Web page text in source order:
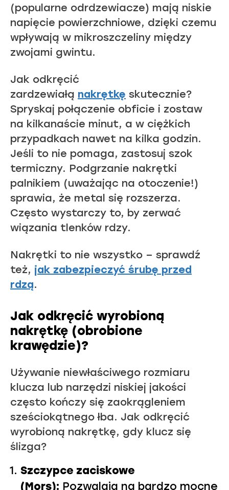
(popularne odrdzewiacze) mają niskie
napięcie powierzchniowe, dzięki czemu
wpływają w mikroszczeliny między
zwojami gwintu.
Jak odkręcić
zardzewiałą nakrętkę skutecznie?
Spryskaj połączenie obficie i zostaw
na kilkanaście minut, a w ciężkich
przypadkach nawet na kilka godzin.
Jeśli to nie pomaga, zastosuj szok
termiczny. Podgrzanie nakrętki
palnikiem (uważając na otoczenie!)
sprawia, że metal się rozszerza.
Często wystarczy to, by zerwać
wiązania tlenków rdzy.
Nakrętki to nie wszystko – sprawdź
też, jak zabezpieczyć śrubę przed
rdzą.
Jak odkręcić wyrobioną
nakrętkę (obrobione
krawędzie)?
Używanie niewłaściwego rozmiaru
klucza lub narzędzi niskiej jakości
często kończy się zaokrągleniem
sześciokątnego łba. Jak odkręcić
wyrobioną nakrętkę, gdy klucz się
ślizga?
Szczypce zaciskowe
(Mors): Pozwalają na bardzo mocne